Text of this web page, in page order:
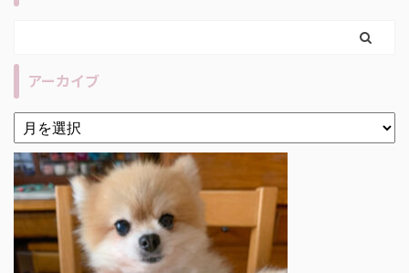
アーカイブ